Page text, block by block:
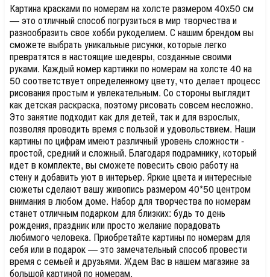
Картина красками по номерам на холсте размером 40х50 см
— это отличный способ погрузиться в мир творчества и
разнообразить свое хобби рукоделием. С нашим брендом вы
сможете выбрать уникальные рисунки, которые легко
превратятся в настоящие шедевры, созданные своими
руками. Каждый номер картинки по номерам на холсте 40 на
50 соответствует определенному цвету, что делает процесс
рисования простым и увлекательным. Со стороны выглядит
как детская раскраска, поэтому рисовать совсем несложно.
Это занятие подходит как для детей, так и для взрослых,
позволяя проводить время с пользой и удовольствием. Наши
картины по цифрам имеют различный уровень сложности -
простой, средний и сложный. Благодаря подрамнику, который
идет в комплекте, вы сможете повесить свою работу на
стену и добавить уют в интерьер. Яркие цвета и интересные
сюжеты сделают вашу живопись размером 40*50 центром
внимания в любом доме. Набор для творчества по номерам
станет отличным подарком для близких: будь то день
рождения, праздник или просто желание порадовать
любимого человека. Приобретайте картины по номерам для
себя или в подарок — это замечательный способ провести
время с семьей и друзьями. Ждем Вас в нашем магазине за
большой картиной по номерам.